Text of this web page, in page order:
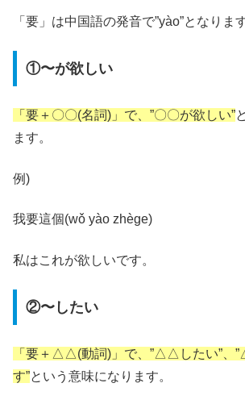
「要」は中国語の発音で”yào”となります
①〜が欲しい
「要＋〇〇(名詞)」で、”〇〇が欲しい”
ます。
例)
我要這個(wǒ yào zhège)
私はこれが欲しいです。
②〜したい
「要＋△△(動詞)」で、”△△したい”、
す”という意味になります。